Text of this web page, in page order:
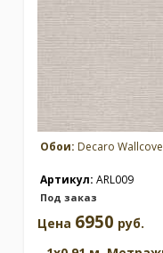
Обои: Decaro
Артикул: ARL009
Под заказ
Цена 6950 руб.